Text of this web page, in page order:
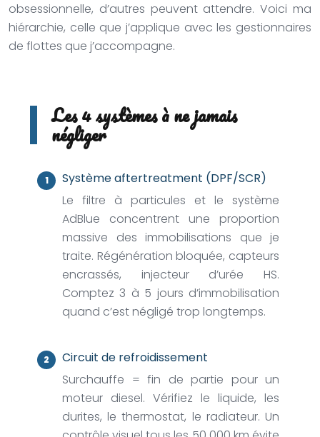
obsessionnelle, d’autres peuvent attendre. Voici ma
hiérarchie, celle que j’applique avec les gestionnaires
de flottes que j’accompagne.
Les 4 systèmes à ne jamais
négliger
Système aftertreatment (DPF/SCR)
Le filtre à particules et le système
AdBlue concentrent une proportion
massive des immobilisations que je
traite. Régénération bloquée, capteurs
encrassés, injecteur d’urée HS.
Comptez 3 à 5 jours d’immobilisation
quand c’est négligé trop longtemps.
Circuit de refroidissement
Surchauffe = fin de partie pour un
moteur diesel. Vérifiez le liquide, les
durites, le thermostat, le radiateur. Un